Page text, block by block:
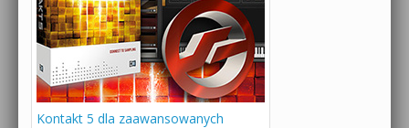
Kontakt 5 dla zaawansowanych